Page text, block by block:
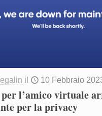
il 10 Febbraio
l’amico virtuale
per la privacy